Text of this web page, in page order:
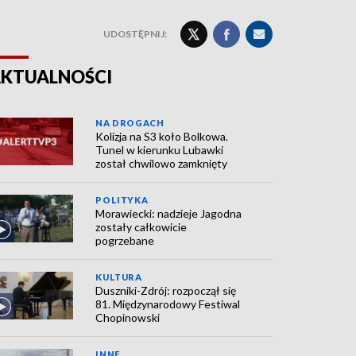
UDOSTĘPNIJ:
NA DROGACH
Kolizja na S3 koło Bolkowa.
Tunel w kierunku Lubawki
został chwilowo zamknięty
POLITYKA
Morawiecki: nadzieje Jagodna
zostały całkowicie
pogrzebane
KULTURA
Duszniki-Zdrój: rozpoczął się
81. Międzynarodowy Festiwal
Chopinowski